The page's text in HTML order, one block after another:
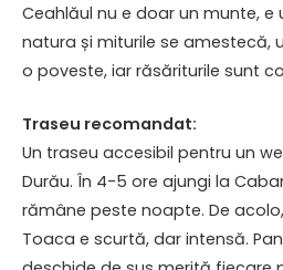
Ceahlăul nu e doar un munte, e
natura și miturile se amestecă,
o poveste, iar răsăriturile sunt
Traseu recomandat:
Un traseu accesibil pentru un
Durău. În 4-5 ore ajungi la
rămâne peste noapte. De
Toaca e scurtă, dar intensă.